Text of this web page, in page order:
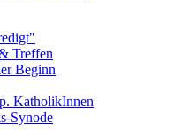
Treffen
Beginn
KatholikInnen
Synode